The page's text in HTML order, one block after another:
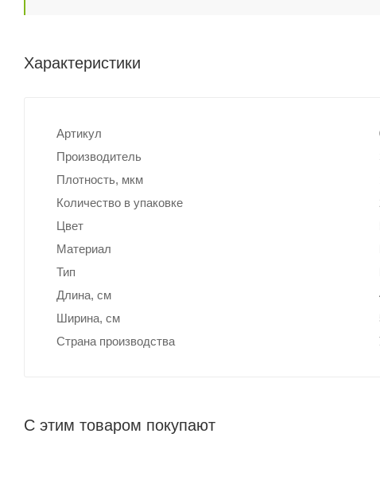
Характеристики
Артикул
Производитель
Плотность, мкм
Количество в упаковке
Цвет
Материал
Тип
Длина, cм
Ширина, cм
Страна производства
С этим товаром покупают